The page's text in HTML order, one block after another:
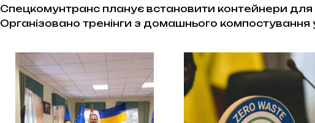
Спецкомунтранс планує встановити контейнери для
Організовано тренінги з домашнього